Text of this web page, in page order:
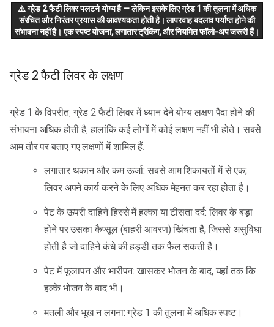
⚠️ ग्रेड 2 फैटी लिवर पलटने योग्य है — लेकिन इसके लिए ग्रेड 1 की तुलना में अधिक
संरचित और निरंतर प्रयास की आवश्यकता होती है। लापरवाह बदलाव पर्याप्त होने की
संभावना नहीं है। एक स्पष्ट योजना, लगातार ट्रैकिंग, और नियमित फॉलो-अप जरूरी हैं।
ग्रेड 2 फैटी लिवर के लक्षण
ग्रेड 1 के विपरीत, ग्रेड 2 फैटी लिवर में ध्यान देने योग्य लक्षण पैदा होने की
संभावना अधिक होती है, हालांकि कई लोगों में कोई लक्षण नहीं भी होते। सबसे
आम तौर पर बताए गए लक्षणों में शामिल हैं:
लगातार थकान और कम ऊर्जा: सबसे आम शिकायतों में से एक;
लिवर अपने कार्य करने के लिए अधिक मेहनत कर रहा होता है।
पेट के ऊपरी दाहिने हिस्से में हल्का या टीसता दर्द: लिवर के बड़ा
होने पर उसका कैप्सूल (बाहरी आवरण) खिंचता है, जिससे असुविधा
होती है जो दाहिने कंधे की हड्डी तक फैल सकती है।
पेट में फूलापन और भारीपन: खासकर भोजन के बाद, यहां तक कि
हल्के भोजन के बाद भी।
मतली और भूख न लगना: ग्रेड 1 की तुलना में अधिक स्पष्ट।